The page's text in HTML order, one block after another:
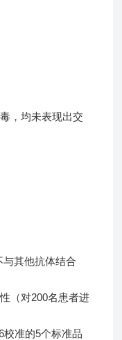
，均未表现出交
其他抗体结合
（对200名患者进
校准的5个标准品